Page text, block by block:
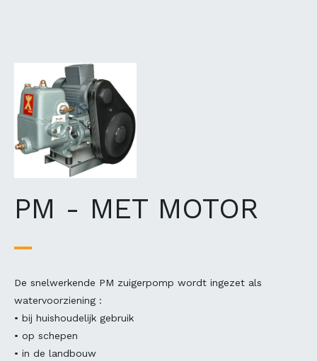
PM - MET MOTOR
De snelwerkende PM zuigerpomp wordt ingezet als
watervoorziening :
• bij huishoudelijk gebruik
• op schepen
• in de landbouw